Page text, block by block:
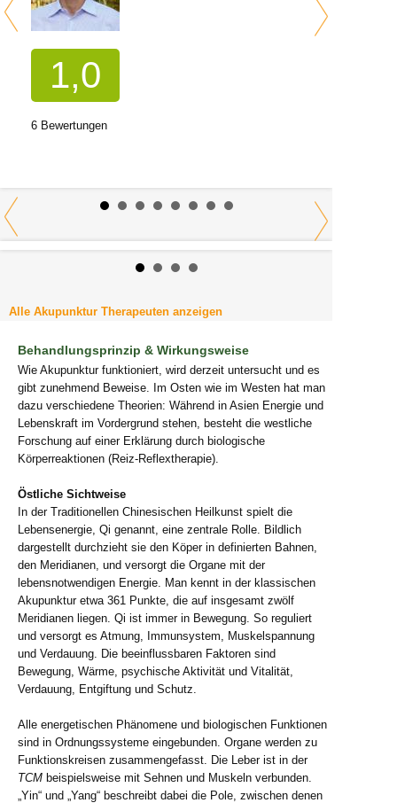
1,0
6 Bewertungen
Alle Akupunktur Therapeuten anzeigen
Behandlungsprinzip & Wirkungsweise
Wie Akupunktur funktioniert, wird derzeit untersucht und es
gibt zunehmend Beweise. Im Osten wie im Westen hat man
dazu verschiedene Theorien: Während in Asien Energie und
Lebenskraft im Vordergrund stehen, besteht die westliche
Forschung auf einer Erklärung durch biologische
Körperreaktionen (Reiz-Reflextherapie).
Östliche Sichtweise
In der Traditionellen Chinesischen Heilkunst spielt die
Lebensenergie, Qi genannt, eine zentrale Rolle. Bildlich
dargestellt durchzieht sie den Köper in definierten Bahnen,
den Meridianen, und versorgt die Organe mit der
lebensnotwendigen Energie. Man kennt in der klassischen
Akupunktur etwa 361 Punkte, die auf insgesamt zwölf
Meridianen liegen. Qi ist immer in Bewegung. So reguliert
und versorgt es Atmung, Immunsystem, Muskelspannung
und Verdauung. Die beeinflussbaren Faktoren sind
Bewegung, Wärme, psychische Aktivität und Vitalität,
Verdauung, Entgiftung und Schutz.
Alle energetischen Phänomene und biologischen Funktionen
sind in Ordnungssysteme eingebunden. Organe werden zu
Funktionskreisen zusammengefasst. Die Leber ist in der
TCM beispielsweise mit Sehnen und Muskeln verbunden.
„Yin“ und „Yang“ beschreibt dabei die Pole, zwischen denen